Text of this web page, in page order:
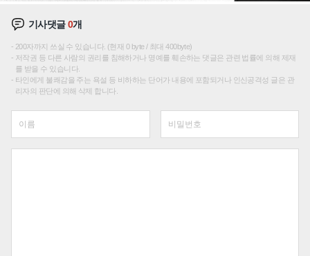
기사댓글0개
200자까지 쓰실 수 있습니다. (현재 0 byte / 최대 400byte)
저작권 등 다른 사람의 권리를 침해하거나 명예를 훼손하는 댓글은 관련 법률에 의해 제재
를 받을 수 있습니다.
타인에게 불쾌감을 주는 욕설 등 비하하는 단어가 내용에 포함되거나 인신공격성 글은 관
리자의 판단에 의해 삭제 합니다.